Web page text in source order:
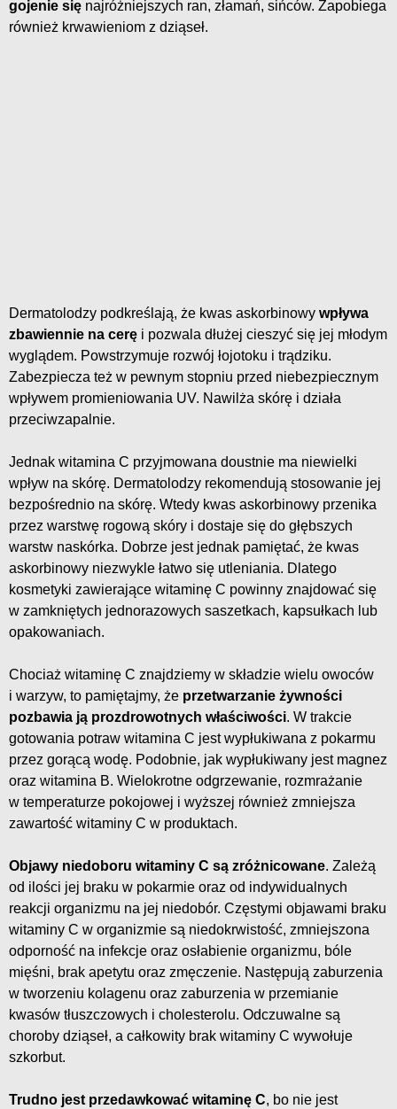
gojenie się najróżniejszych ran, złamań, sińców. Zapobiega
również krwawieniom z dziąseł.
Dermatolodzy podkreślają, że kwas askorbinowy wpływa
zbawiennie na cerę i pozwala dłużej cieszyć się jej młodym
wyglądem. Powstrzymuje rozwój łojotoku i trądziku.
Zabezpiecza też w pewnym stopniu przed niebezpiecznym
wpływem promieniowania UV. Nawilża skórę i działa
przeciwzapalnie.
Jednak witamina C przyjmowana doustnie ma niewielki
wpływ na skórę. Dermatolodzy rekomendują stosowanie jej
bezpośrednio na skórę. Wtedy kwas askorbinowy przenika
przez warstwę rogową skóry i dostaje się do głębszych
warstw naskórka. Dobrze jest jednak pamiętać, że kwas
askorbinowy niezwykle łatwo się utleniania. Dlatego
kosmetyki zawierające witaminę C powinny znajdować się
w zamkniętych jednorazowych saszetkach, kapsułkach lub
opakowaniach.
Chociaż witaminę C znajdziemy w składzie wielu owoców
i warzyw, to pamiętajmy, że przetwarzanie żywności
pozbawia ją prozdrowotnych właściwości. W trakcie
gotowania potraw witamina C jest wypłukiwana z pokarmu
przez gorącą wodę. Podobnie, jak wypłukiwany jest magnez
oraz witamina B. Wielokrotne odgrzewanie, rozmrażanie
w temperaturze pokojowej i wyższej również zmniejsza
zawartość witaminy C w produktach.
Objawy niedoboru witaminy C są zróżnicowane. Zależą
od ilości jej braku w pokarmie oraz od indywidualnych
reakcji organizmu na jej niedobór. Częstymi objawami braku
witaminy C w organizmie są niedokrwistość, zmniejszona
odporność na infekcje oraz osłabienie organizmu, bóle
mięśni, brak apetytu oraz zmęczenie. Następują zaburzenia
w tworzeniu kolagenu oraz zaburzenia w przemianie
kwasów tłuszczowych i cholesterolu. Odczuwalne są
choroby dziąseł, a całkowity brak witaminy C wywołuje
szkorbut.
Trudno jest przedawkować witaminę C, bo nie jest